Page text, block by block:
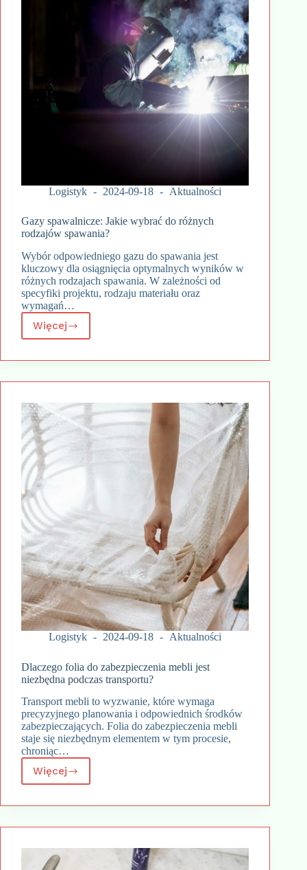
Logistyk 2024-09-18 Aktualności
Gazy spawalnicze: Jakie wybrać do różnych
rodzajów spawania?
Wybór odpowiedniego gazu do spawania jest
kluczowy dla osiągnięcia optymalnych wyników w
różnych rodzajach spawania. W zależności od
specyfiki projektu, rodzaju materiału oraz
wymagań…
WięcejGazy
spawalnicze:
do
rodzajów
spawania?
Logistyk 2024-09-18 Aktualności
Dlaczego folia do zabezpieczenia mebli jest
niezbędna podczas transportu?
Transport mebli to wyzwanie, które wymaga
precyzyjnego planowania i odpowiednich środków
zabezpieczających. Folia do zabezpieczenia mebli
staje się niezbędnym elementem w tym procesie,
chroniąc…
WięcejDlaczego
folia
mebli
niezbędna
podczas